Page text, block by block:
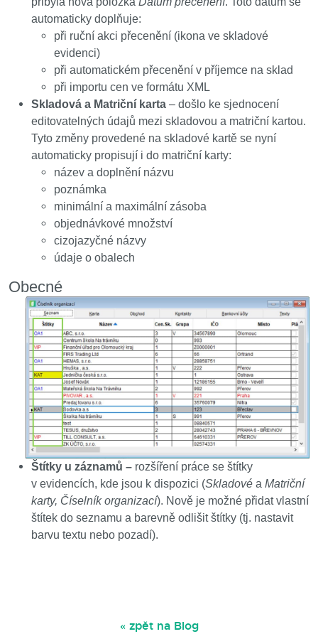
automaticky doplňuje:
při ruční akci přecenění (ikona ve skladové
evidenci)
při automatickém přecenění v příjemce na sklad
při importu cen ve formátu XML
Skladová a Matriční karta – došlo ke sjednocení
editovatelných údajů mezi skladovou a matriční kartou.
Tyto změny provedené na skladové kartě se nyní
automaticky propisují i do matriční karty:
název a doplnění názvu
poznámka
minimální a maximální zásoba
objednávkové množství
cizojazyčné názvy
údaje o obalech
Obecné
Štítky u záznamů – rozšíření práce se štítky
v evidencích, kde jsou k dispozici (Skladové a Matriční
karty, Číselník organizací). Nově je možné přidat vlastní
štítek do seznamu a barevně odlišit štítky (tj. nastavit
barvu textu nebo pozadí).
« zpět na Blog